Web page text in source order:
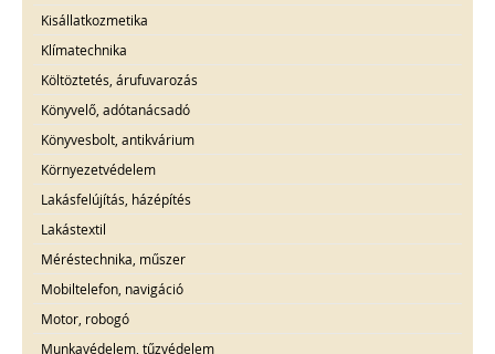
Kisállatkozmetika
Klímatechnika
Költöztetés, árufuvarozás
Könyvelő, adótanácsadó
Könyvesbolt, antikvárium
Környezetvédelem
Lakásfelújítás, házépítés
Lakástextil
Méréstechnika, műszer
Mobiltelefon, navigáció
Motor, robogó
Munkavédelem, tűzvédelem